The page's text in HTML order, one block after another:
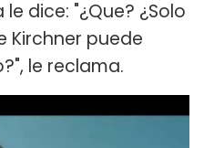
dice: "¿Que? ¿Solo
Kirchner puede
le reclama.